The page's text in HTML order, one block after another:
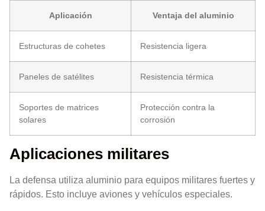
Aplicación Ventaja del aluminio
Estructuras de cohetes Resistencia ligera
Paneles de satélites Resistencia térmica
Soportes de matrices
solares
Protección contra la
corrosión
Aplicaciones militares
La defensa utiliza aluminio para equipos militares fuertes y
rápidos. Esto incluye aviones y vehículos especiales.